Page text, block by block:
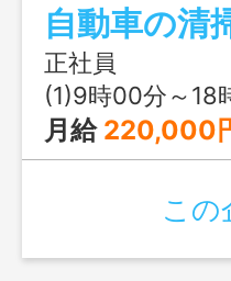
兵庫県・大阪府
の仕事もありま
を搭載した車両
駐車場等、必要
エリア〕大阪府
します。 変更
正社員
(1)9時00分～18時
月給 220,000
この